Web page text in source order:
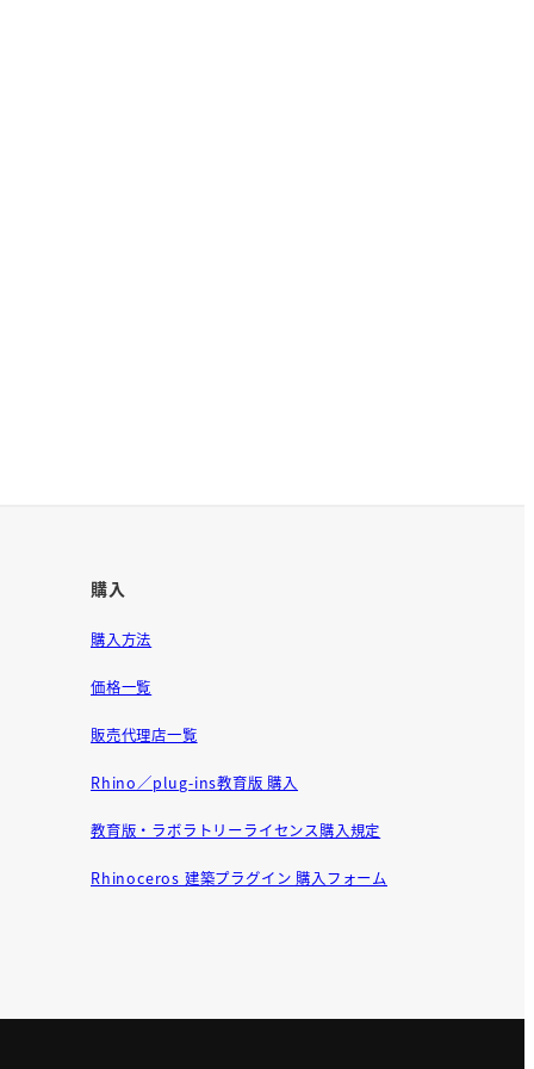
購入
購入方法
価格一覧
販売代理店一覧
Rhino／plug-ins教育版 購入
教育版・ラボラトリーライセンス購入規定
Rhinoceros 建築プラグイン 購入フォーム